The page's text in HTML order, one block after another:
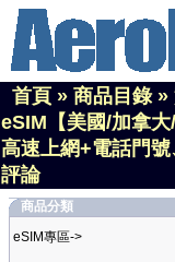
首頁 » 商品目錄»
eSIM【美國/加拿
高速上網+電話門
評論
商品分類
eSIM專區->